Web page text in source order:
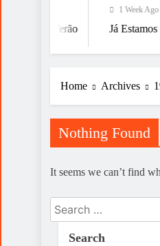
Já Estamos A Chegar
Home Archives
Nothing Found
It seems we can’t find
Search
for:
Search